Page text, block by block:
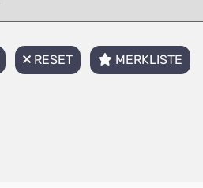
RESET MERKLISTE